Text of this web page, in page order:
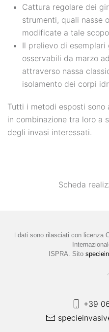
Cattura regolare dei
strumenti, quali nasse
modificate a tale
Il prelievo di esemplari
osservabili da marzo
attraverso nassa
isolamento dei corpi
Tutti i metodi esposti
in combinazione tra loro a
degli invasi interessati.
Scheda
I dati sono rilasciati con licenza
ISPRA. Sito
+39